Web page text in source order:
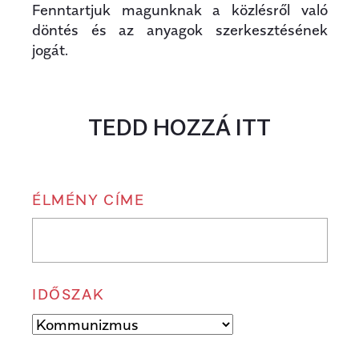
Fenntartjuk magunknak a közlésről való
döntés és az anyagok szerkesztésének
jogát.
TEDD HOZZÁ ITT
ÉLMÉNY CÍME
IDŐSZAK